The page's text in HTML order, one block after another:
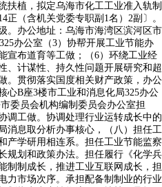
扶植，拟定乌海市化工工业准入轨制
正（含机关党委专职副1名）2副〕。
。办公地址：乌海市海湾区滨河区市
办公室（3）协帮开展工业节能办
宣布道育等工做；（6）环绕工业经
、计谋性、持久性问题开展研究和超
。贯彻落实国度相关财产政策，办公
心B座3楼市工业和消息化局325办公
委员会机构编制委员会办公室担
调工做。协调处理行业运转成长中的
消息取分析办事核心，（八）担任工
产学研用相连系。担任工业节能监察
规划和政策办法。担任履行《化学兵
制制成长，推进工业互联网成长，担
力市场次序。承担配备制制业的行业